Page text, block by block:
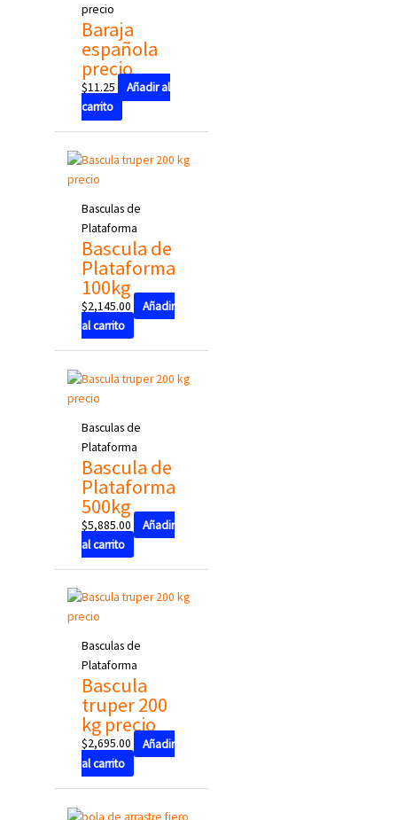
precio
Baraja
española
precio
$11.25
Añadir al
carrito
Basculas de
Plataforma
Bascula de
Plataforma
100kg
$2,145.00
Añadir
al carrito
Basculas de
Plataforma
Bascula de
Plataforma
500kg
$5,885.00
Añadir
al carrito
Basculas de
Plataforma
Bascula
truper 200
kg precio
$2,695.00
Añadir
al carrito